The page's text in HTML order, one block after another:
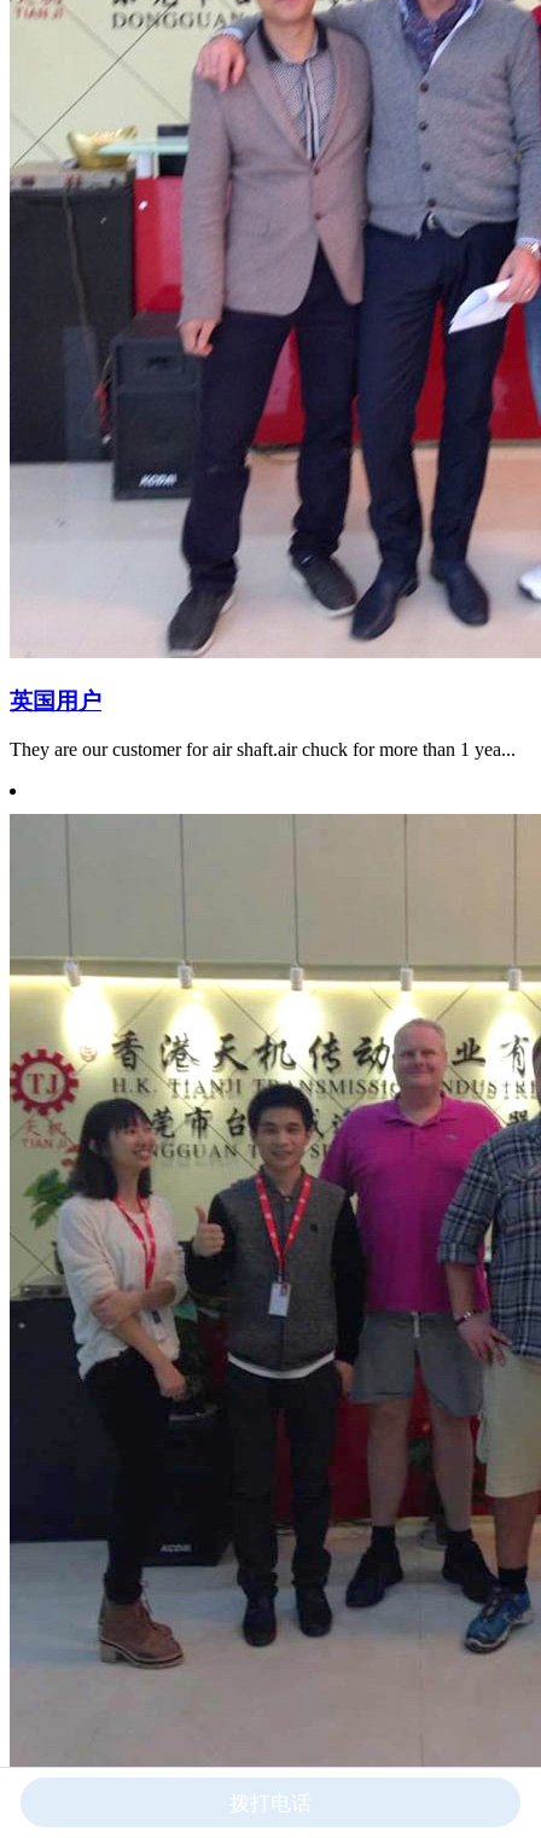
英国用户
They are our customer for air shaft.air chuck for more than 1 yea...
美国用户
拨打电话